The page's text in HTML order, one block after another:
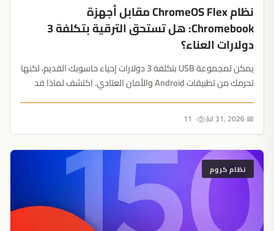
نظام ChromeOS Flex مقابل أجهزة
Chromebook: هل تستحق الترقية بتكلفة 3
دولارات العناء؟
يمكن لمجموعة USB بتكلفة 3 دولارات إحياء حاسوبك القديم، لكنها
تحرمك من تطبيقات Android والأمان العتادي. اكتشف لماذا قد
📅 Jul 31, 2026
نظام كروم